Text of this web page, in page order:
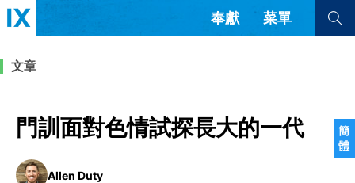
簡
體
奉獻 菜單
查看全部
查看全部
文章
門訓面對色情試探長大的一代
Allen Duty